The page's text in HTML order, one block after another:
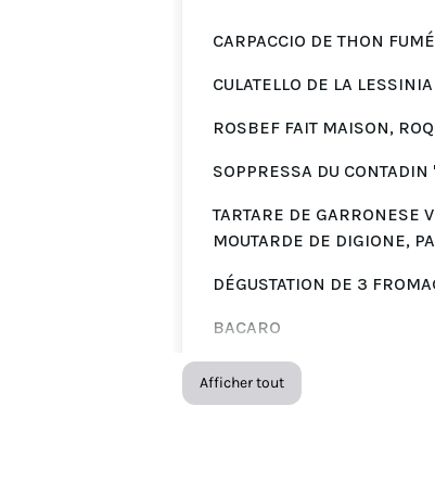
CARPACCIO DE THON
CULATELLO DE LA
ROSBEF FAIT MAISON,
SOPPRESSA DU
TARTARE DE GARRONESE
MOUTARDE DE DIGIONE,
DÉGUSTATION DE 3
BACARO
MOUSSE DE MORUE, CRÈME
CIBOULETTE
TARTARE DE « GARRONESE
Afficher tout